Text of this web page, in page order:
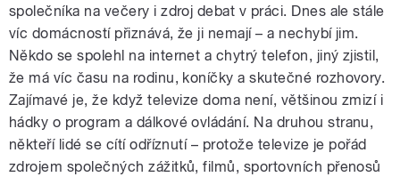
společníka na večery i zdroj debat v práci. Dnes ale stále
víc domácností přiznává, že ji nemají – a nechybí jim.
Někdo se spolehl na internet a chytrý telefon, jiný zjistil,
že má víc času na rodinu, koníčky a skutečné rozhovory.
Zajímavé je, že když televize doma není, většinou zmizí i
hádky o program a dálkové ovládání. Na druhou stranu,
někteří lidé se cítí odříznutí – protože televize je pořád
zdrojem společných zážitků, filmů, sportovních přenosů